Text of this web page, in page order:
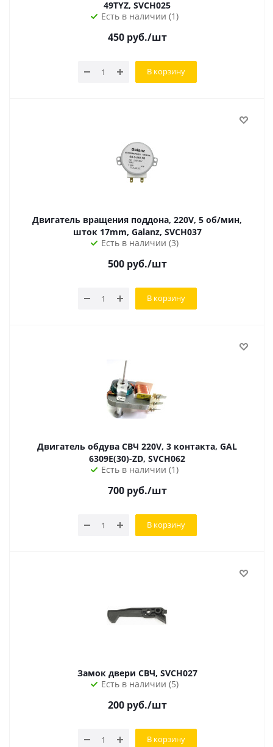
49TYZ, SVCH025
Есть в наличии (1)
450руб./шт
В корзину
Двигатель вращения поддона, 220V, 5 об/мин,
шток 17mm, Galanz, SVCH037
Есть в наличии (3)
500руб./шт
В корзину
Двигатель обдува СВЧ 220V, 3 контакта, GAL
6309E(30)-ZD, SVCH062
Есть в наличии (1)
700руб./шт
В корзину
Замок двери СВЧ, SVCH027
Есть в наличии (5)
200руб./шт
В корзину